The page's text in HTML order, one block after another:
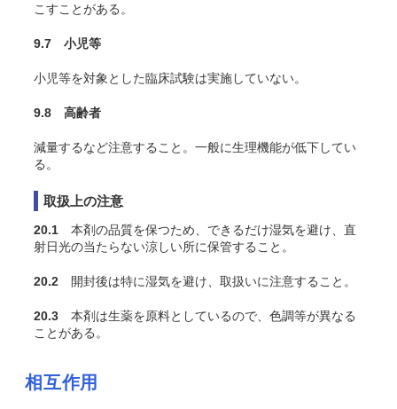
こすことがある。
9.7 小児等
小児等を対象とした臨床試験は実施していない。
9.8 高齢者
減量するなど注意すること。一般に生理機能が低下してい
る。
取扱上の注意
20.1 本剤の品質を保つため、できるだけ湿気を避け、直
射日光の当たらない涼しい所に保管すること。
20.2 開封後は特に湿気を避け、取扱いに注意すること。
20.3 本剤は生薬を原料としているので、色調等が異なる
ことがある。
相互作用